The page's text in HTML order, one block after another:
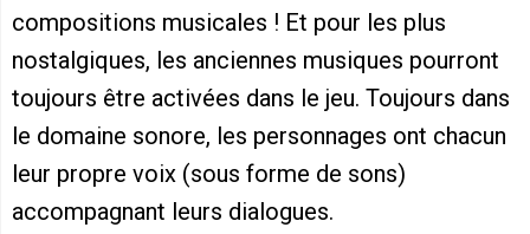
compositions musicales ! Et pour les plus
nostalgiques, les anciennes musiques pourront
toujours être activées dans le jeu. Toujours dans
le domaine sonore, les personnages ont chacun
leur propre voix (sous forme de sons)
accompagnant leurs dialogues.